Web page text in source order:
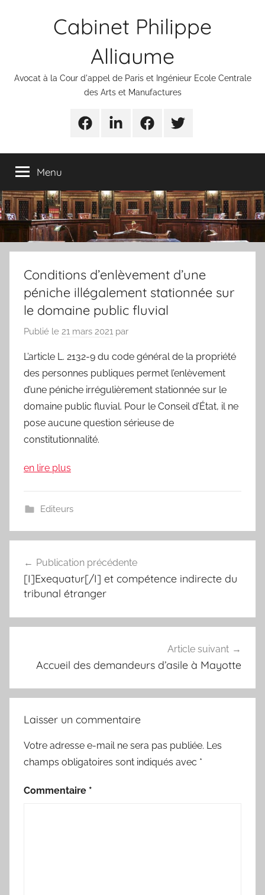
Cabinet Philippe
Alliaume
Avocat à la Cour d'appel de Paris et Ingénieur Ecole Centrale
des Arts et Manufactures
UrgencesLinkedinFacebookTwitter
Menu
Conditions d’enlèvement d’une
péniche illégalement stationnée sur
le domaine public fluvial
Publié le 21 mars 2021 par
L’article L. 2132-9 du code général de la propriété
des personnes publiques permet l’enlèvement
d’une péniche irrégulièrement stationnée sur le
domaine public fluvial. Pour le Conseil d’État, il ne
pose aucune question sérieuse de
constitutionnalité.
en lire plus
Editeurs
de
l’article
Publication précédente
[I]Exequatur[/I] et compétence indirecte du
tribunal étranger
Article suivant
Accueil des demandeurs d’asile à Mayotte
Laisser un commentaire
Votre adresse e-mail ne sera pas publiée. Les
champs obligatoires sont indiqués avec *
Commentaire *